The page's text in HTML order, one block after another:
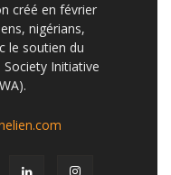
créé en février
nigérians,
le soutien du
Initiative